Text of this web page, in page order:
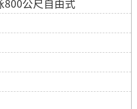
800公尺自由式